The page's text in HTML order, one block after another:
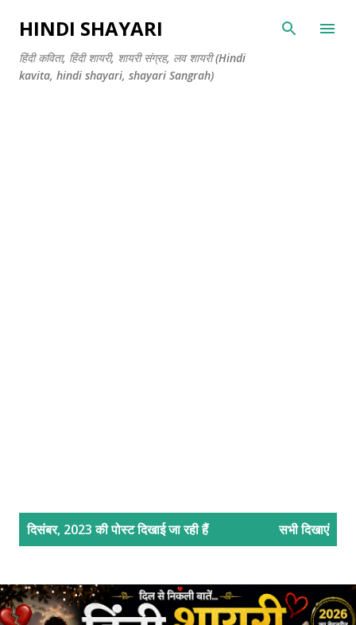
सीधे मुख्य सामग्री पर जाएं
HINDI SHAYARI
हिंदी कविता, हिंदी शायरी, शायरी संग्रह, लव शायरी (Hindi
kavita, hindi shayari, shayari Sangrah)
दिसंबर, 2023 की पोस्ट दिखाई जा रही हैं सभी दिखाएं